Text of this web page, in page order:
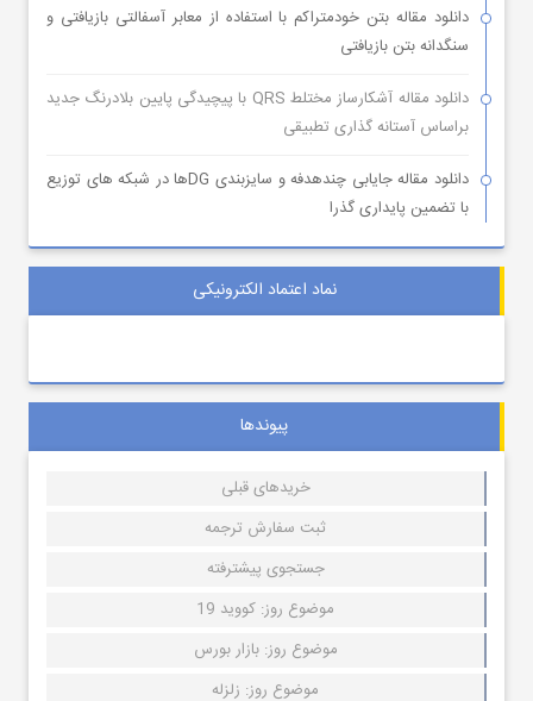
دانلود مقاله بتن خودمتراکم با استفاده از معابر آسفالتی بازیافتی و
سنگدانه بتن بازیافتی
دانلود مقاله آشکارساز مختلط QRS با پیچیدگی پایین بلادرنگ جدید
براساس آستانه گذاری تطبیقی
دانلود مقاله جایابی چندهدفه و سایزبندی DGها در شبکه های توزیع
با تضمین پایداری گذرا
نماد اعتماد الکترونیکی
پیوندها
خریدهای قبلی
ثبت سفارش ترجمه
جستجوی پیشترفته
موضوع روز: کووید 19
موضوع روز: بازار بورس
موضوع روز: زلزله